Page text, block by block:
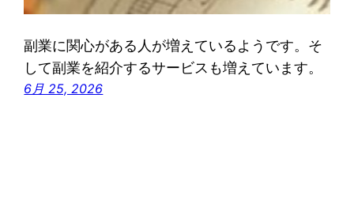
副業に関心がある人が増えているようです。そ
して副業を紹介するサービスも増えています。
6月 25, 2026